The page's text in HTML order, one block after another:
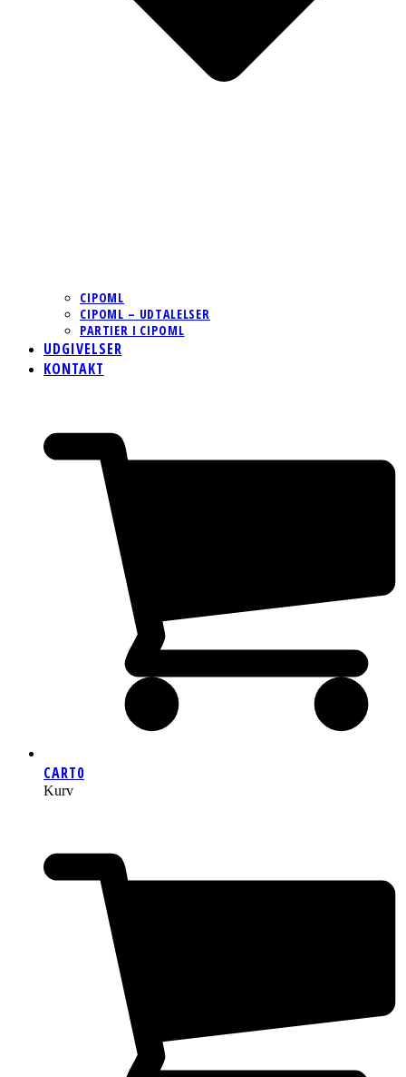
CIPOML
CIPOML – UDTALELSER
PARTIER I CIPOML
UDGIVELSER
KONTAKT
CART0
Kurv